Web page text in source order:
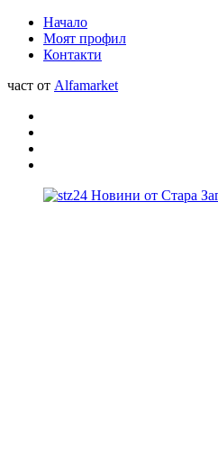
Начало
Моят профил
Контакти
част от Alfamarket